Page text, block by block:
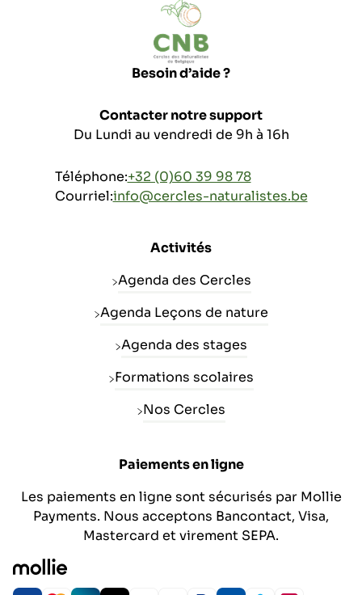
Besoin d’aide ?
Contacter notre support
Du Lundi au vendredi de 9h à 16h
Téléphone:+32 (0)60 39 98 78
Courriel:info@cercles-naturalistes.be
Activités
Agenda des Cercles
Agenda Leçons de nature
Agenda des stages
Formations scolaires
Nos Cercles
Paiements en ligne
Les paiements en ligne sont sécurisés par Mollie
Payments. Nous acceptons Bancontact, Visa,
Mastercard et virement SEPA.